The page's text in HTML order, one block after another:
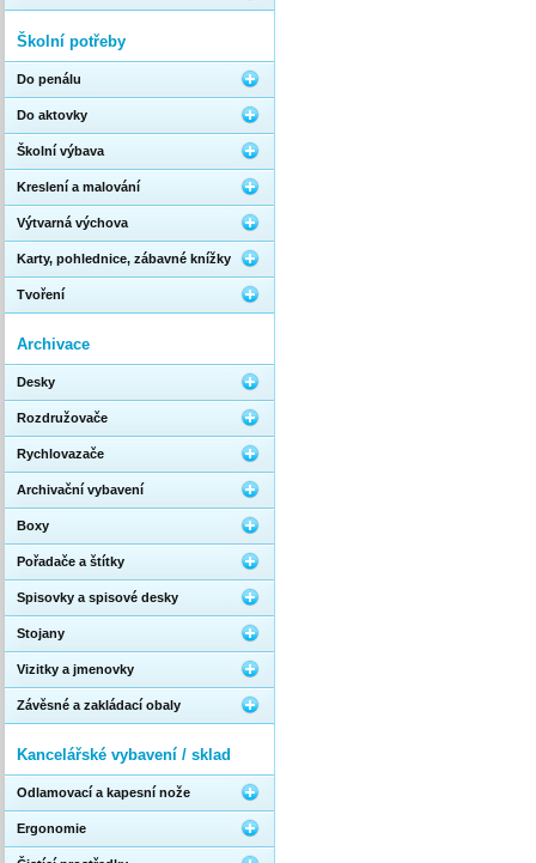
Školní potřeby
Do penálu
Do aktovky
Školní výbava
Kreslení a malování
Výtvarná výchova
Karty, pohlednice, zábavné knížky
Tvoření
Archivace
Desky
Rozdružovače
Rychlovazače
Archivační vybavení
Boxy
Pořadače a štítky
Spisovky a spisové desky
Stojany
Vizitky a jmenovky
Závěsné a zakládací obaly
Kancelářské vybavení / sklad
Odlamovací a kapesní nože
Ergonomie